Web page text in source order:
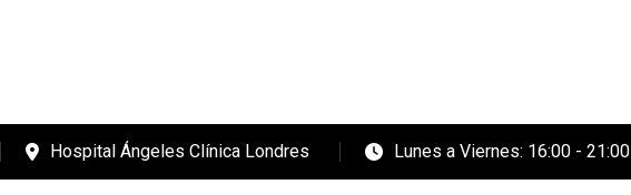
Hospital Ángeles Clínica Londres Lunes a Viernes: 16:00 - 21:00